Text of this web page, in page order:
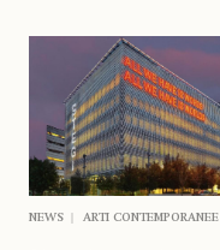
NEWS ARTI CONTEMPORANEE